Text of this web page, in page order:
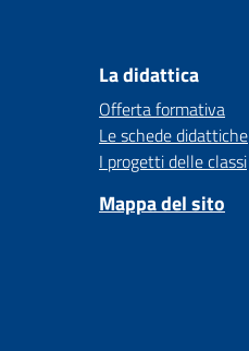
La didattica
Offerta formativa
Le schede didattiche
I progetti delle classi
Mappa del sito